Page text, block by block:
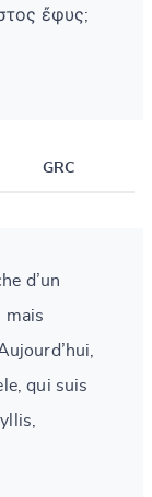
ἔφυς;
GRC
d’un
mais
qui suis